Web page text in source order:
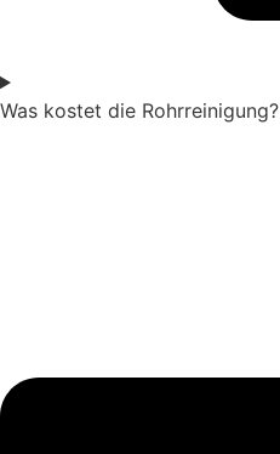
Was kostet die Rohrreinigung?